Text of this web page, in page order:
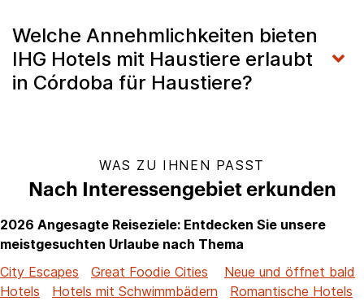
Welche Annehmlichkeiten bieten
IHG Hotels mit Haustiere erlaubt
in Córdoba für Haustiere?
WAS ZU IHNEN PASST
Nach Interessengebiet erkunden
2026 Angesagte Reiseziele: Entdecken Sie unsere
meistgesuchten Urlaube nach Thema
City Escapes
Great Foodie Cities
Neue und öffnet bald
Hotels
Hotels mit Schwimmbädern
Romantische Hotels